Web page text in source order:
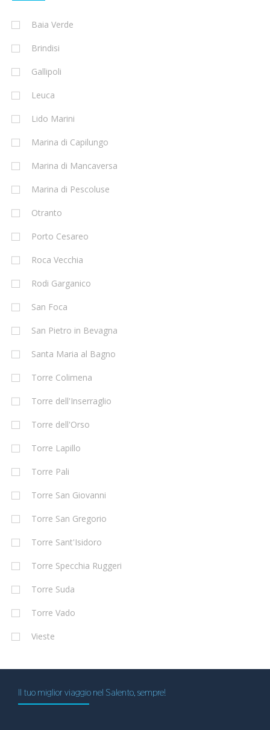
Baia Verde
Brindisi
Gallipoli
Leuca
Lido Marini
Marina di Capilungo
Marina di Mancaversa
Marina di Pescoluse
Otranto
Porto Cesareo
Roca Vecchia
Rodi Garganico
San Foca
San Pietro in Bevagna
Santa Maria al Bagno
Torre Colimena
Torre dell'Inserraglio
Torre dell'Orso
Torre Lapillo
Torre Pali
Torre San Giovanni
Torre San Gregorio
Torre Sant'Isidoro
Torre Specchia Ruggeri
Torre Suda
Torre Vado
Vieste
Il tuo miglior viaggio nel Salento, sempre!